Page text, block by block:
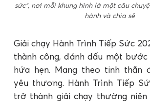
sức", nơi mỗi khung hình là một câu
hành và chia sẻ
Giải chạy Hành Trình Tiếp Sức
thành công, đánh dấu một
hứa hẹn. Mang theo tinh thần
yêu thương. Hành Trình Tiếp
trở thành giải chạy thường